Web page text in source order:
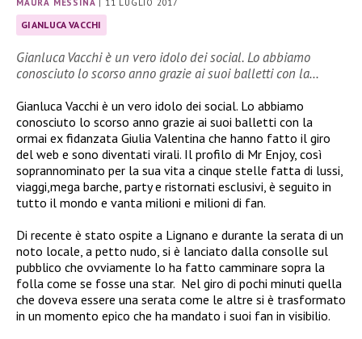
MAURA MESSINA 11 LUGLIO 2017
GIANLUCA VACCHI
Gianluca Vacchi è un vero idolo dei social. Lo abbiamo
conosciuto lo scorso anno grazie ai suoi balletti con la…
Gianluca Vacchi è un vero idolo dei social. Lo abbiamo
conosciuto lo scorso anno grazie ai suoi balletti con la
ormai ex fidanzata Giulia Valentina che hanno fatto il giro
del web e sono diventati virali. Il profilo di Mr Enjoy, così
soprannominato per la sua vita a cinque stelle fatta di lussi,
viaggi,mega barche, party e ristornati esclusivi, è seguito in
tutto il mondo e vanta milioni e milioni di fan.
Di recente è stato ospite a Lignano e durante la serata di un
noto locale, a petto nudo, si è lanciato dalla consolle sul
pubblico che ovviamente lo ha fatto camminare sopra la
folla come se fosse una star. Nel giro di pochi minuti quella
che doveva essere una serata come le altre si è trasformato
in un momento epico che ha mandato i suoi fan in visibilio.